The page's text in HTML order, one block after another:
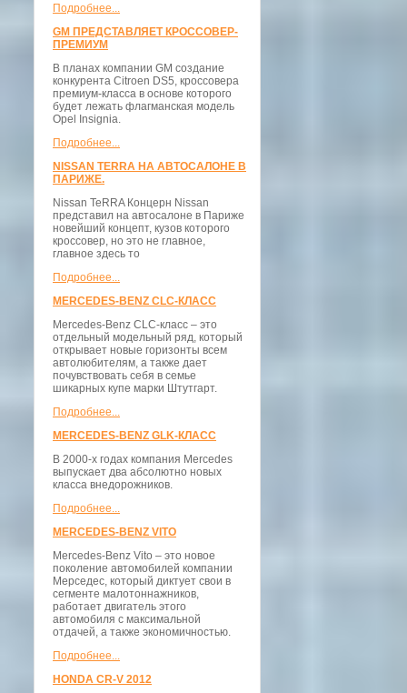
Подробнее...
GM ПРЕДСТАВЛЯЕТ КРОССОВЕР-
ПРЕМИУМ
В планах компании GM создание
конкурента Citroen DS5, кроссовера
премиум-класса в основе которого
будет лежать флагманская модель
Opel Insignia.
Подробнее...
NISSAN TERRA НА АВТОСАЛОНЕ В
ПАРИЖЕ.
Nissan TeRRA Концерн Nissan
представил на автосалоне в Париже
новейший концепт, кузов которого
кроссовер, но это не главное,
главное здесь то
Подробнее...
MERCEDES-BENZ CLC-КЛАСС
Mercedes-Benz CLC-класс – это
отдельный модельный ряд, который
открывает новые горизонты всем
автолюбителям, а также дает
почувствовать себя в семье
шикарных купе марки Штутгарт.
Подробнее...
MERCEDES-BENZ GLK-КЛАСС
В 2000-х годах компания Mercedes
выпускает два абсолютно новых
класса внедорожников.
Подробнее...
MERCEDES-BENZ VITO
Mercedes-Benz Vito – это новое
поколение автомобилей компании
Мерседес, который диктует свои в
сегменте малотоннажников,
работает двигатель этого
автомобиля с максимальной
отдачей, а также экономичностью.
Подробнее...
HONDA CR-V 2012